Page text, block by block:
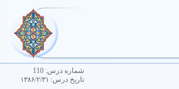
شماره درس:110
تاريخ درس: ۱۳۸۶/۲/۳۱